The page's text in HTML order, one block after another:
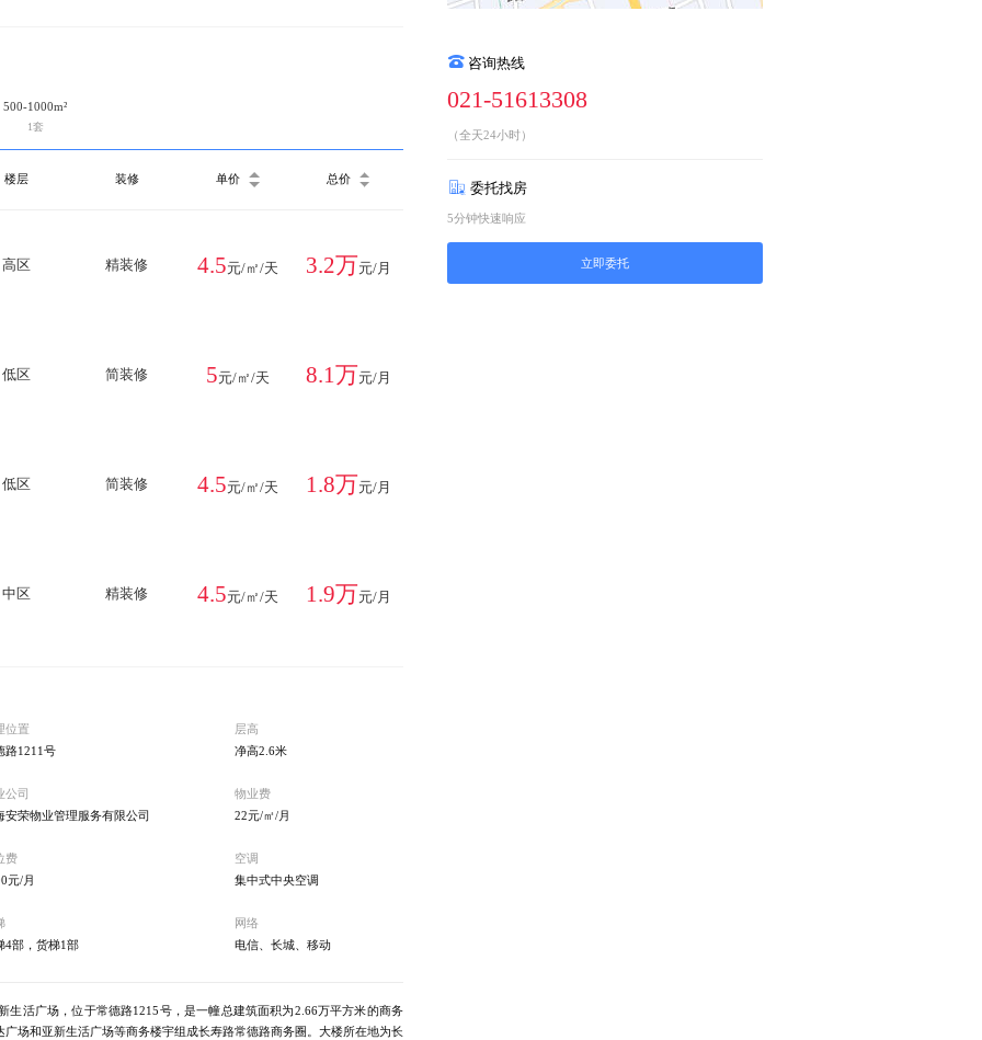
咨询热线
021-51613308
（全天24小时）
委托找房
5分钟快速响应
立即委托
500-1000m²
1套
楼层 装修 单价 总价
高区 精装修 4.5元/㎡/天 3.2万元/月
低区 简装修 5元/㎡/天 8.1万元/月
低区 简装修 4.5元/㎡/天 1.8万元/月
中区 精装修 4.5元/㎡/天 1.9万元/月
位置
路1211号
层高
净高2.6米
公司
安荣物业管理服务有限公司
物业费
22元/㎡/月
费
元/月
空调
集中式中央空调
4部，货梯1部
网络
电信、长城、移动
生活广场，位于常德路1215号，是一幢总建筑面积为2.66万平方米的商务
场和亚新生活广场等商务楼宇组成长寿路常德路商务圈。大楼所在地为长